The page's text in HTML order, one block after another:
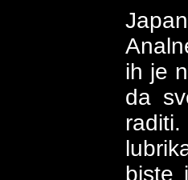
ih je
da
biste